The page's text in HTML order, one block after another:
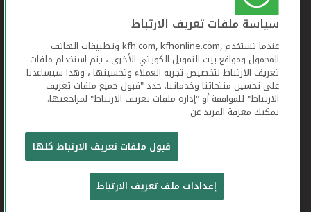
تواصل معنا
بيت التمويل الكويتي جميع الحقوق محفوظة © 2026
شروط وأحكام استخدام الموقع الإلكتروني
تعريف الارتباط بيان الخصوصية
سياسة ملفات تعريف الارتباط
عندما تستخدم ,kfh.com, kfhonline.com وتطبيقات الهاتف
المحمول ومواقع بيت التمويل الكويتي الأخرى ، يتم استخدام ملفات
تعريف الارتباط لتخصيص تجربة العملاء وتحسينها ، وهذا سيساعدنا
على تحسين منتجاتنا وخدماتنا. حدد "قبول جميع ملفات تعريف
الارتباط" للموافقة أو "إدارة ملفات تعريف الارتباط" لمراجعتها.
يمكنك معرفة المزيد عن
قبول ملفات تعريف الارتباط كلها
إعدادات ملف تعريف الارتباط